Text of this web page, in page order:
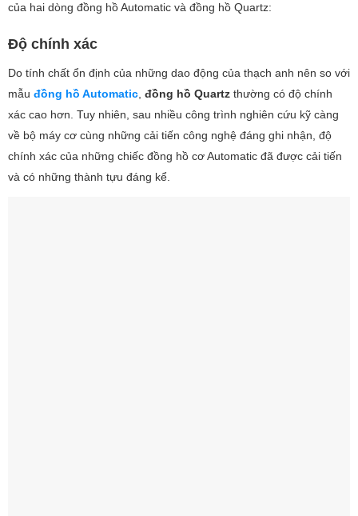
của hai dòng đồng hồ Automatic và đồng hồ Quartz:
Độ chính xác
Do tính chất ổn định của những dao động của thạch anh nên so với
mẫu đồng hồ Automatic đồng hồ Quartz thường có độ chính
xác cao hơn. Tuy nhiên, sau nhiều công trình nghiên cứu kỹ càng
về bộ máy cơ cùng những cải tiến công nghệ đáng ghi nhận, độ
chính xác của những chiếc đồng hồ cơ Automatic đã được cải tiến
và có những thành tựu đáng kể.